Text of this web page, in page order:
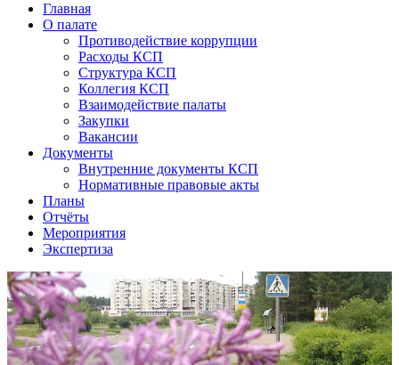
Главная
О палате
Противодействие коррупции
Расходы КСП
Структура КСП
Коллегия КСП
Взаимодействие палаты
Закупки
Вакансии
Документы
Внутренние документы КСП
Нормативные правовые акты
Планы
Отчёты
Мероприятия
Экспертиза